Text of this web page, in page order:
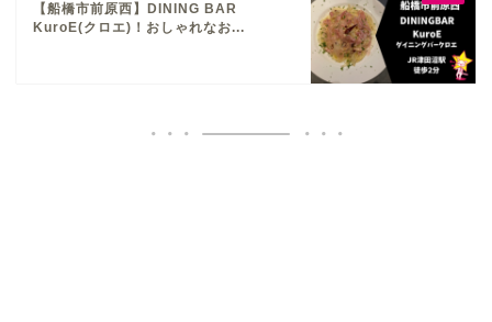
【船橋市前原西】DINING BAR
KuroE(クロエ)！おしゃれなお...